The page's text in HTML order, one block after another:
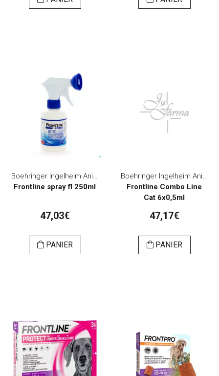
Boehringer Ingelheim Animal Health Belgium
Frontline spray fl 250ml
47,03€
PANIER
Boehringer Ingelheim Animal Health Belgium
Frontline Combo Line
Cat 6x0,5ml
47,17€
PANIER